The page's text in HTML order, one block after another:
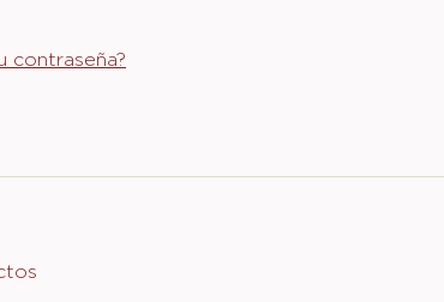
contraseña?